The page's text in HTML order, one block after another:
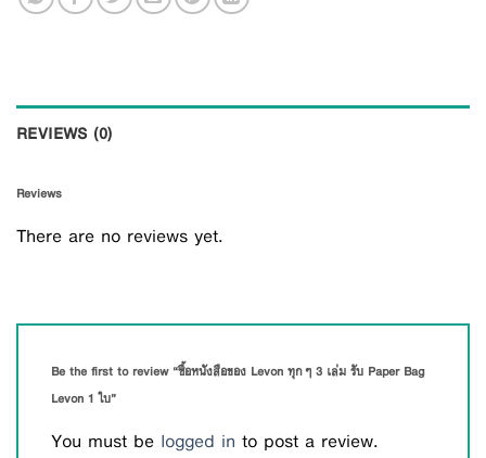
REVIEWS (0)
Reviews
There are no reviews yet.
Be the first to review “ซื้อหนังสือของ Levon ทุกๆ 3 เล่ม รับ Paper Bag
Levon 1 ใบ”
You must be logged in to post a review.